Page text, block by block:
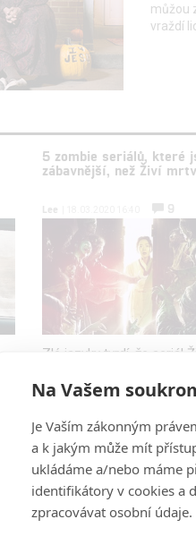
můžou
vraždí
5 zombie seriálů, které
zábavnější, než Živí
Lee 9
Zlé jazyky tvrdí, že seriál
dech. Ale fandové
série, které je zvládnou
Box
Na Vašem
Je Vaším zákonným
a k jakým může mít
ukládáme a/nebo máme
identifikátory v cookies a
zpracovávat osobní údaje.